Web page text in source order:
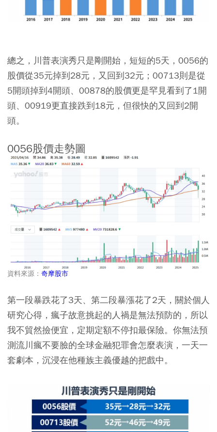
總之，川普表演秀只是剛開始，短短的5天，0056的
股價從35元掉到28元，又回到32元；00713則是從
5開頭掉到4開頭、00878的股價更是罕見看到了1開
頭、00919更直接跌到18元，但很快的又回到2開
頭。
0056股價走勢圖
資料來源： 奇摩股市
第一段暴跌花了3天、第二段暴漲花了2天，關於個人
研究心得，瘋子故意挑起的人禍是無法預防的，所以
我不貿然撿便宜，定期定額不停扣最保險。你無法預
測流川瘋不要臉的全球金融犯罪會怎麼表演，一天一
套劇本，沉浸在他種族主義優越的把戲中。